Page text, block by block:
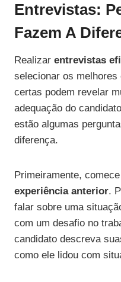
Entrevistas:
Fazem A
Realizar entrevistas
selecionar os melhores
certas podem revelar
adequação do
estão algumas
diferença.
Primeiramente,
experiência anterior.
falar sobre uma
com um desafio no
candidato descreva
como ele lidou com